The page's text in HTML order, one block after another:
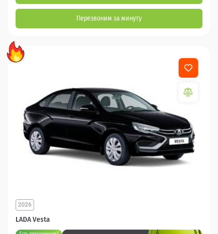
Перезвоним за минуту
LADA Vesta
2026